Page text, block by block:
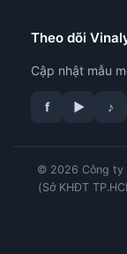
Theo dõi
Cập nhật mẫu
f ▶ ♪
© 2026 Công ty
(Sở KHĐT